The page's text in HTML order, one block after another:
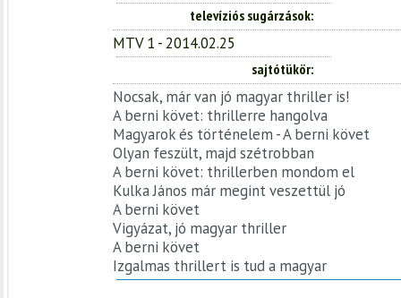
televíziós sugárzások
MTV 1 - 2014.02.25
sajtótükör
Nocsak, már van jó magyar thriller is!
A berni követ: thrillerre hangolva
Magyarok és történelem - A berni követ
Olyan feszült, majd szétrobban
A berni követ: thrillerben mondom el
Kulka János már megint veszettül jó
A berni követ
Vigyázat, jó magyar thriller
A berni követ
Izgalmas thrillert is tud a magyar